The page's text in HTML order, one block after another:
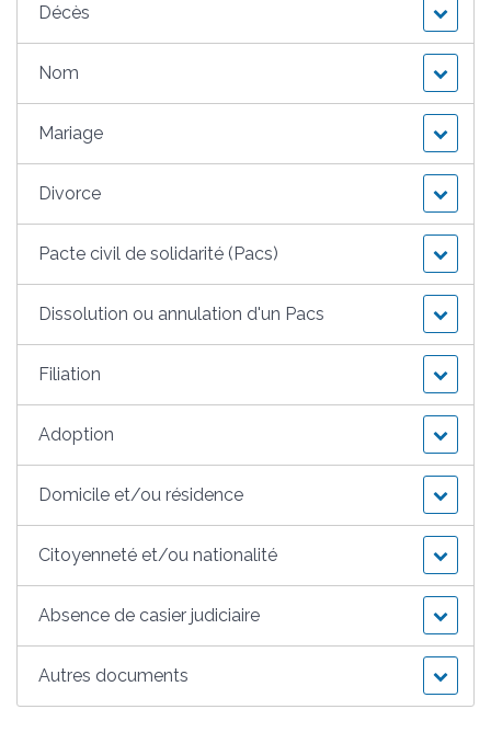
Décès
Nom
Mariage
Divorce
Pacte civil de solidarité (Pacs)
Dissolution ou annulation d'un Pacs
Filiation
Adoption
Domicile et/ou résidence
Citoyenneté et/ou nationalité
Absence de casier judiciaire
Autres documents